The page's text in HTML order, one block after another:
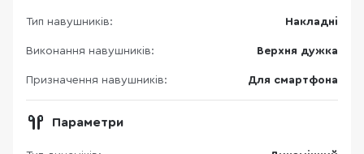
Тип навушників: Накладні
Виконання навушників: Верхня дужка
Призначення навушників: Для смартфона
Параметри